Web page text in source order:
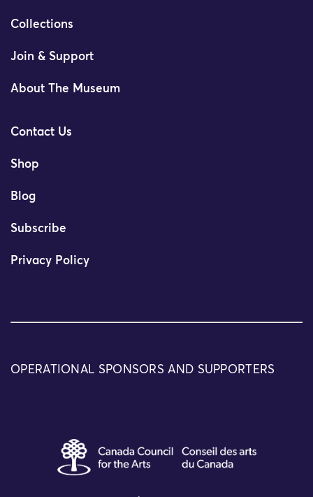
Collections
Join & Support
About The Museum
Contact Us
Shop
Blog
Subscribe
Privacy Policy
OPERATIONAL SPONSORS AND SUPPORTERS